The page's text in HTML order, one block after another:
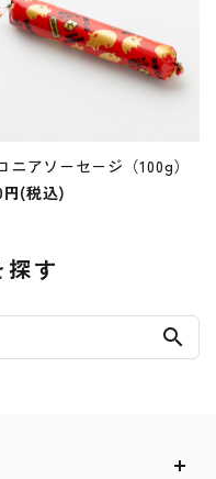
ニアソ－セ－ジ（100g）
円(税込)
す
search